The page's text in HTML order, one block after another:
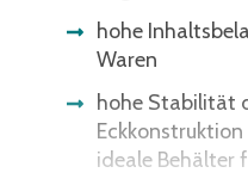
hohe
Waren
hohe Stabilität
ideale Behälter